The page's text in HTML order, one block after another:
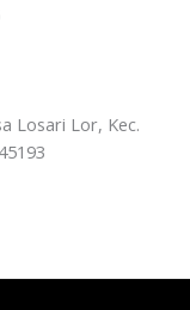
Losari Lor, Kec.